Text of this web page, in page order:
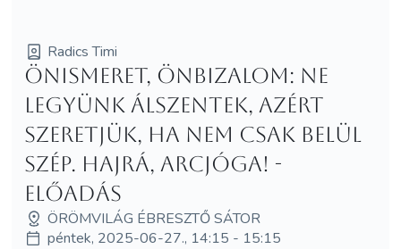
Radics Timi
Önismeret, önbizalom: Ne
legyünk álszentek, azért
szeretjük, ha nem csak belül
szép. Hajrá, arcjóga! -
előadás
ÖRÖMVILÁG ÉBRESZTŐ SÁTOR
péntek, 2025-06-27., 14:15 - 15:15